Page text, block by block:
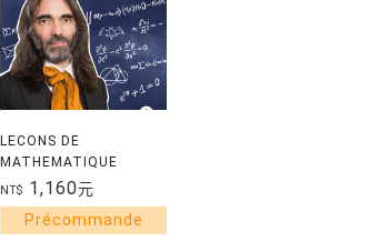
LECONS DE
MATHEMATIQUE
JOYEUSE
NT$ 1,160元